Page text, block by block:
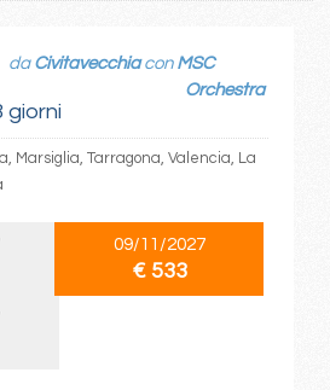
giorni
da Civitavecchiacon MSC
Orchestra
Marsiglia, Tarragona, Valencia, La
09/11/2027
€ 533